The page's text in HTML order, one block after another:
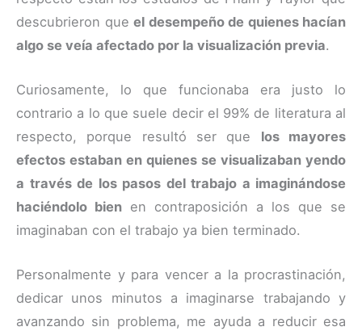
descubrieron que el desempeño de quienes hacían
algo se veía afectado por la visualización previa.
Curiosamente, lo que funcionaba era justo lo
contrario a lo que suele decir el 99% de literatura al
respecto, porque resultó ser que los mayores
efectos estaban en quienes se visualizaban yendo
a través de los pasos del trabajo a imaginándose
haciéndolo bien en contraposición a los que se
imaginaban con el trabajo ya bien terminado.
Personalmente y para vencer a la procrastinación,
dedicar unos minutos a imaginarse trabajando y
avanzando sin problema, me ayuda a reducir esa